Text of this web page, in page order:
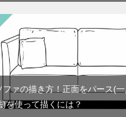
ファの描き方！正面をパース(
)を使って描くには？